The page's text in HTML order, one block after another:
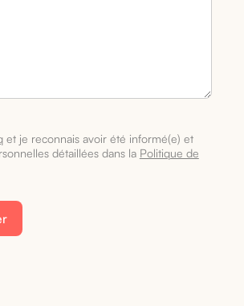
et je reconnais avoir été informé(e) et
détaillées dans la Politique de